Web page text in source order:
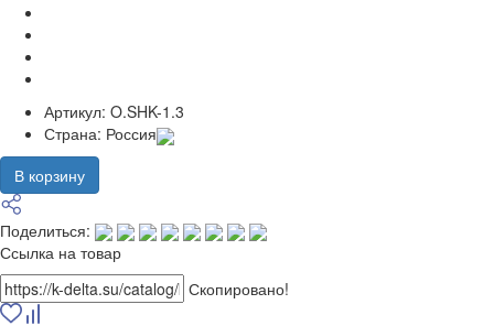
Артикул: O.SHK-1.3
Страна: Россия
В корзину
Поделиться:
Ссылка на товар
Скопировано!